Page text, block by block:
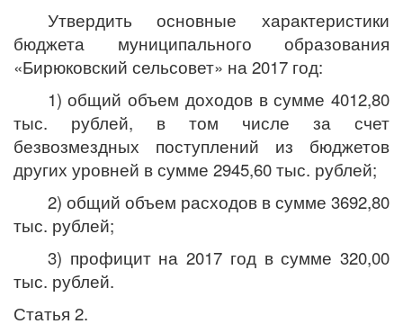
Утвердить основные характеристики
бюджета муниципального образования
«Бирюковский сельсовет» на 2017 год:
1) общий объем доходов в сумме 4012,80
тыс. рублей, в том числе за счет
безвозмездных поступлений из бюджетов
других уровней в сумме 2945,60 тыс. рублей;
2) общий объем расходов в сумме 3692,80
тыс. рублей;
3) профицит на 2017 год в сумме 320,00
тыс. рублей.
Статья 2.